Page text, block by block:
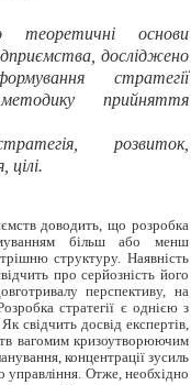
основи
досліджено
стратегії
прийняття
розвиток,
цілі.
доводить, що розробка
більш або менш
структуру. Наявність
про серйозність його
перспективу, на
стратегії є однією з
свідчить досвід експертів,
вагомим кризоутворюючим
концентрації зусиль
управління. Отже, необхідно